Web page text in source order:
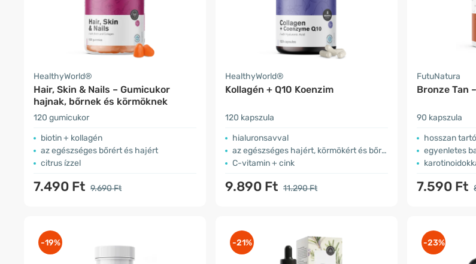
HealthyWorld®
Hair, Skin & Nails – Gumicukor
hajnak, bőrnek és körmöknek
120 gumicukor
biotin + kollagén
az egészséges bőrért és hajért
citrus ízzel
7.490 Ft 9.690 Ft
HealthyWorld®
Kollagén + Q10 Koenzim
120 kapszula
hialuronsavval
az egészséges hajért, körmökért és bőrért
C-vitamin + cink
9.890 Ft 11.290 Ft
FutuNatura
Bronze Tan
90 kapszula
hosszan
egyenletes
7.590 Ft
-19% -21% -23%